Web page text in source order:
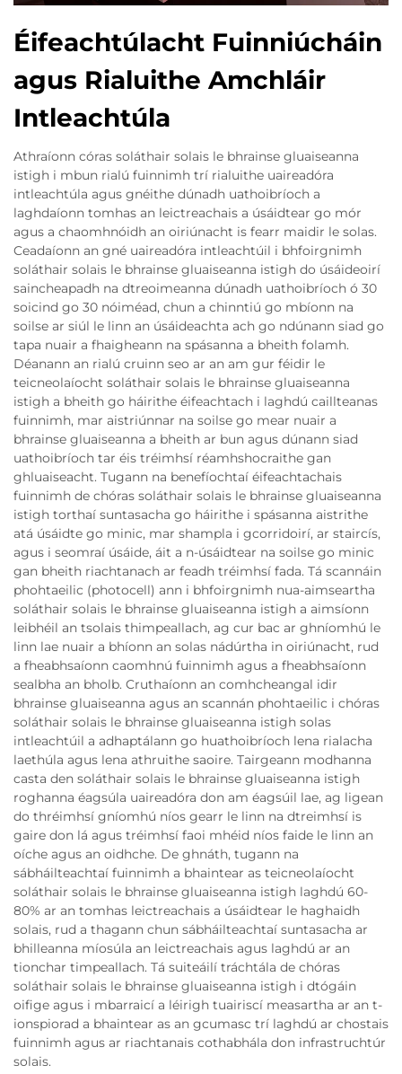
Éifeachtúlacht Fuinniúcháin
agus Rialuithe Amchláir
Intleachtúla
Athraíonn córas soláthair solais le bhrainse gluaiseanna
istigh i mbun rialú fuinnimh trí rialuithe uaireadóra
intleachtúla agus gnéithe dúnadh uathoibríoch a
laghdaíonn tomhas an leictreachais a úsáidtear go mór
agus a chaomhnóidh an oiriúnacht is fearr maidir le solas.
Ceadaíonn an gné uaireadóra intleachtúil i bhfoirgnimh
soláthair solais le bhrainse gluaiseanna istigh do úsáideoirí
saincheapadh na dtreoimeanna dúnadh uathoibríoch ó 30
soicind go 30 nóiméad, chun a chinntiú go mbíonn na
soilse ar siúl le linn an úsáideachta ach go ndúnann siad go
tapa nuair a fhaigheann na spásanna a bheith folamh.
Déanann an rialú cruinn seo ar an am gur féidir le
teicneolaíocht soláthair solais le bhrainse gluaiseanna
istigh a bheith go háirithe éifeachtach i laghdú caillteanas
fuinnimh, mar aistriúnnar na soilse go mear nuair a
bhrainse gluaiseanna a bheith ar bun agus dúnann siad
uathoibríoch tar éis tréimhsí réamhshocraithe gan
ghluaiseacht. Tugann na benefíochtaí éifeachtachais
fuinnimh de chóras soláthair solais le bhrainse gluaiseanna
istigh torthaí suntasacha go háirithe i spásanna aistrithe
atá úsáidte go minic, mar shampla i gcorridoirí, ar staircís,
agus i seomraí úsáide, áit a n-úsáidtear na soilse go minic
gan bheith riachtanach ar feadh tréimhsí fada. Tá scannáin
phohtaeilic (photocell) ann i bhfoirgnimh nua-aimseartha
soláthair solais le bhrainse gluaiseanna istigh a aimsíonn
leibhéil an tsolais thimpeallach, ag cur bac ar ghníomhú le
linn lae nuair a bhíonn an solas nádúrtha in oiriúnacht, rud
a fheabhsaíonn caomhnú fuinnimh agus a fheabhsaíonn
sealbha an bholb. Cruthaíonn an comhcheangal idir
bhrainse gluaiseanna agus an scannán phohtaeilic i chóras
soláthair solais le bhrainse gluaiseanna istigh solas
intleachtúil a adhaptálann go huathoibríoch lena rialacha
laethúla agus lena athruithe saoire. Tairgeann modhanna
casta den soláthair solais le bhrainse gluaiseanna istigh
roghanna éagsúla uaireadóra don am éagsúil lae, ag ligean
do thréimhsí gníomhú níos gearr le linn na dtreimhsí is
gaire don lá agus tréimhsí faoi mhéid níos faide le linn an
oíche agus an oidhche. De ghnáth, tugann na
sábháilteachtaí fuinnimh a bhaintear as teicneolaíocht
soláthair solais le bhrainse gluaiseanna istigh laghdú 60-
80% ar an tomhas leictreachais a úsáidtear le haghaidh
solais, rud a thagann chun sábháilteachtaí suntasacha ar
bhilleanna míosúla an leictreachais agus laghdú ar an
tionchar timpeallach. Tá suiteáilí tráchtála de chóras
soláthair solais le bhrainse gluaiseanna istigh i dtógáin
oifige agus i mbarraicí a léirigh tuairiscí measartha ar an t-
ionspiorad a bhaintear as an gcumasc trí laghdú ar chostais
fuinnimh agus ar riachtanais cothabhála don infrastruchtúr
solais.